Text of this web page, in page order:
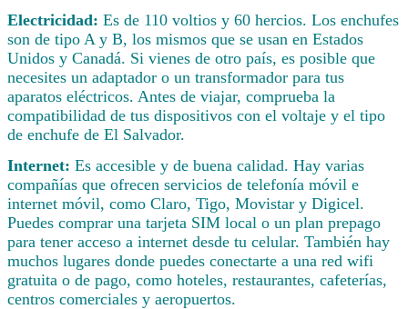
Electricidad: Es de 110 voltios y 60 hercios. Los enchufes
son de tipo A y B, los mismos que se usan en Estados
Unidos y Canadá. Si vienes de otro país, es posible que
necesites un adaptador o un transformador para tus
aparatos eléctricos. Antes de viajar, comprueba la
compatibilidad de tus dispositivos con el voltaje y el tipo
de enchufe de El Salvador.
Internet: Es accesible y de buena calidad. Hay varias
compañías que ofrecen servicios de telefonía móvil e
internet móvil, como Claro, Tigo, Movistar y Digicel.
Puedes comprar una tarjeta SIM local o un plan prepago
para tener acceso a internet desde tu celular. También hay
muchos lugares donde puedes conectarte a una red wifi
gratuita o de pago, como hoteles, restaurantes, cafeterías,
centros comerciales y aeropuertos.